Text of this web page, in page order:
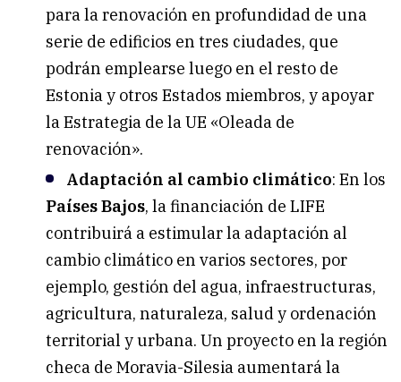
para la renovación en profundidad de una
serie de edificios en tres ciudades, que
podrán emplearse luego en el resto de
Estonia y otros Estados miembros, y apoyar
la Estrategia de la UE «Oleada de
renovación».
Adaptación al cambio climático: En los
Países Bajos, la financiación de LIFE
contribuirá a estimular la adaptación al
cambio climático en varios sectores, por
ejemplo, gestión del agua, infraestructuras,
agricultura, naturaleza, salud y ordenación
territorial y urbana. Un proyecto en la región
checa de Moravia-Silesia aumentará la